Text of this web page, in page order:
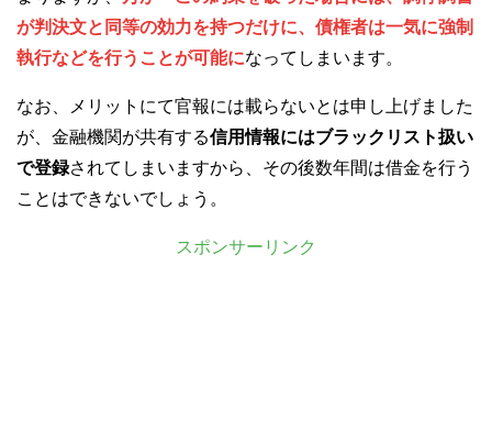
が判決文と同等の効力を持つだけに、債権者は一気に強制
執行などを行うことが可能になってしまいます。
なお、メリットにて官報には載らないとは申し上げました
が、金融機関が共有する信用情報にはブラックリスト扱い
で登録されてしまいますから、その後数年間は借金を行う
ことはできないでしょう。
スポンサーリンク